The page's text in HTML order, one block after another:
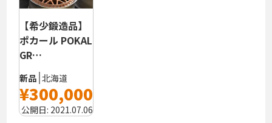
【希少鍛造品】
ポカール POKAL
GR…
新品 北海道
¥300,000
公開日: 2021.07.06